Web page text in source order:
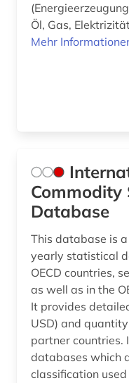
Öl, Gas,
Mehr
Commodity
Database
This database is
yearly statistical
OECD countries,
as well as in the
It provides
USD) and
partner countries.
databases which
classification